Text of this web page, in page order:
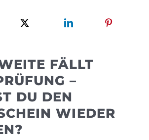
FÄLLT
–
DU DEN
WIEDER